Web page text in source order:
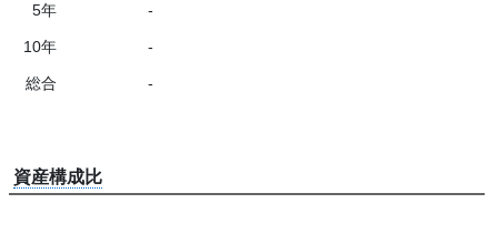
5年 -
10年 -
総合 -
資産構成比